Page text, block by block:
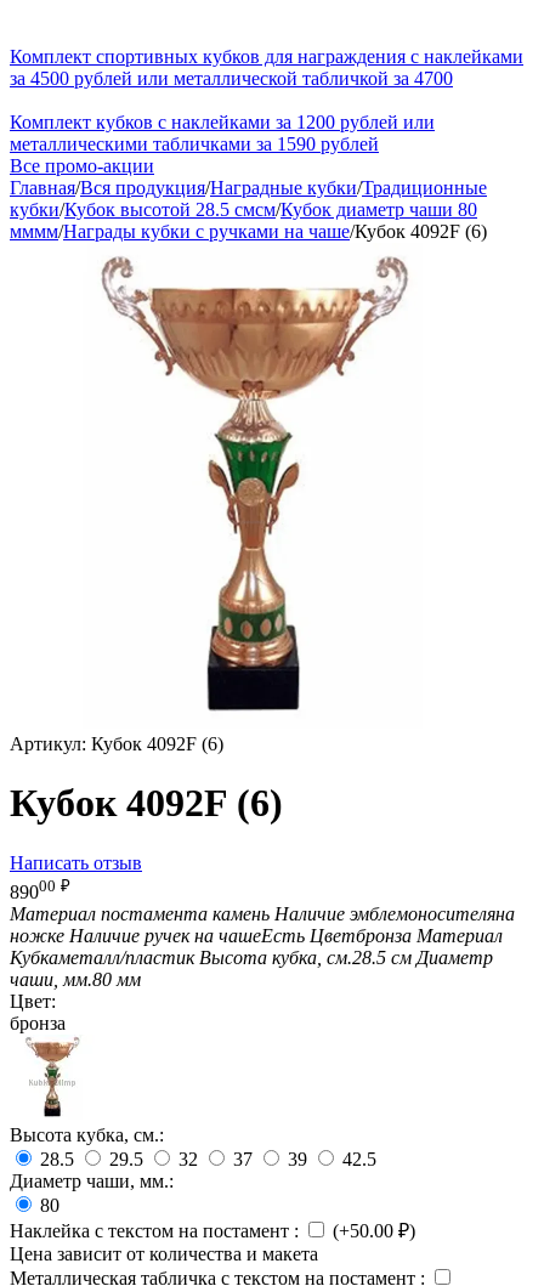
Комплект спортивных кубков для награждения с наклейками
за 4500 рублей или металлической табличкой за 4700
Комплект кубков с наклейками за 1200 рублей или
металлическими табличками за 1590 рублей
Все промо-акции
Главная/Вся продукция/Наградные кубки/Традиционные
кубки/Кубок высотой 28.5 смсм/Кубок диаметр чаши 80
мммм/Награды кубки с ручками на чаше/Кубок 4092F (6)
Артикул: Кубок 4092F (6)
Кубок 4092F (6)
Написать отзыв
89000 ₽
Материал постамента камень Наличие эмблемоносителяна
ножке Наличие ручек на чашеЕсть Цветбронза Материал
Кубкаметалл/пластик Высота кубка, см.28.5 см Диаметр
чаши, мм.80 мм
Цвет:
бронза
Высота кубка, см.:
28.5
29.5 32 37 39
42.5
Диаметр чаши, мм.:
80
Наклейка с текстом на постамент : (+50.00 ₽)
Цена зависит от количества и макета
Металлическая табличка с текстом на постамент :